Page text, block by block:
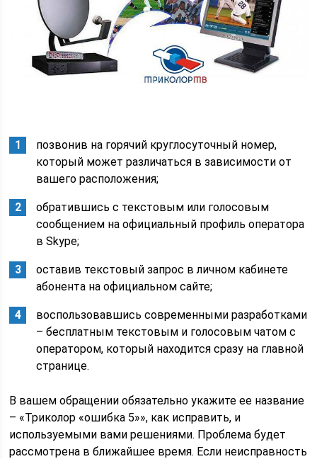
позвонив на горячий круглосуточный номер,
который может различаться в зависимости от
вашего расположения;
обратившись с текстовым или голосовым
сообщением на официальный профиль оператора
в Skype;
оставив текстовый запрос в личном кабинете
абонента на официальном сайте;
воспользовавшись современными разработками
– бесплатным текстовым и голосовым чатом с
оператором, который находится сразу на главной
странице.
В вашем обращении обязательно укажите ее название
– «Триколор «ошибка 5»», как исправить, и
используемыми вами решениями. Проблема будет
рассмотрена в ближайшее время. Если неисправность